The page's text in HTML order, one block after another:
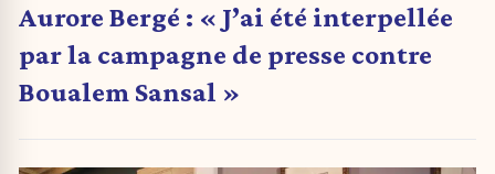
Aurore Bergé : « J’ai été interpellée
par la campagne de presse contre
Boualem Sansal »